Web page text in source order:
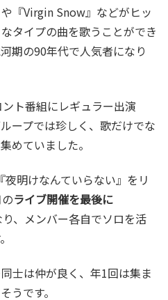
『Virgin Snow』などがヒッ
タイプの曲を歌うことができ
期の90年代で人気者になり
ント番組にレギュラー出演
ープでは珍しく、歌だけでな
めていました。
明けなんていらない』をリ
ライブ開催を最後に
り、メンバー各自でソロを活
士は仲が良く、年1回は集ま
うです。